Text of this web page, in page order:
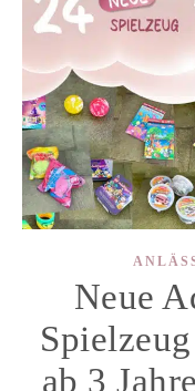
Neue
ab 3